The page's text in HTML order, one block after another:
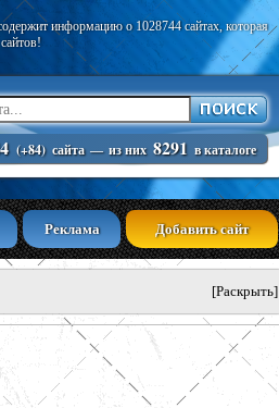
информацию о 1028744 сайтах, которая
(+84) сайта — из них 8291 в каталоге
Реклама Добавить сайт
[Раскрыть]